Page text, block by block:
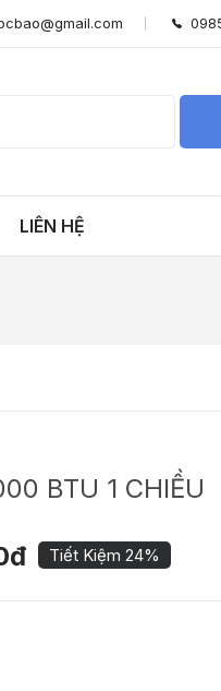
LIÊN HỆ
BTU 1 CHIỀU
Tiết Kiệm 24%